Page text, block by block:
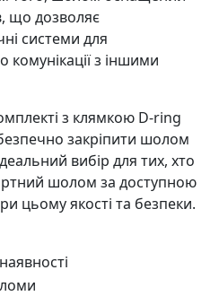
що дозволяє
системи для
комунікації з іншими
з клямкою D-ring
закріпити шолом
вибір для тих, хто
шолом за доступною
цьому якості та безпеки.